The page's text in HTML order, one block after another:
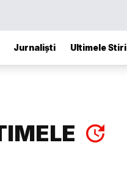
Jurnaliști Ultimele Stiri